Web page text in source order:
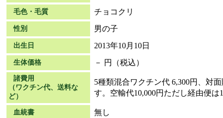
毛色・毛質 チョコクリ
性別 男の子
出生日 2013年10月10日
生体価格 － 円（税込）
諸費用
（ワクチン代、送料な
ど）
5種類混合ワクチン代 6,300円、対
す。空輸代10,000円ただし経由便は
血統書 無し